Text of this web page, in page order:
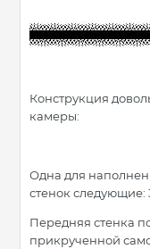
Конструкция
камеры:
Одна для
стенок следующие:
Передняя стенка
прикрученной